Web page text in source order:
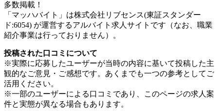
多数掲載！
「マッハバイト」は株式会社リブセンス(東証スタンダー
ド:6054) が運営するアルバイト求人サイトです（なお、職業
紹介事業は行っておりません）。
投稿された口コミについて
※実際に応募したユーザーが当時の内容に基いて投稿した主
観的なご意見・ご感想です。あくまでも一つの参考としてご
活用ください。
※一部のユーザーによる口コミであり、このページの求人案
件と実態が異なる場合もあります。